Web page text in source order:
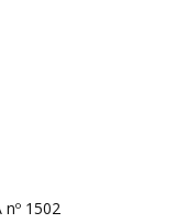
1502